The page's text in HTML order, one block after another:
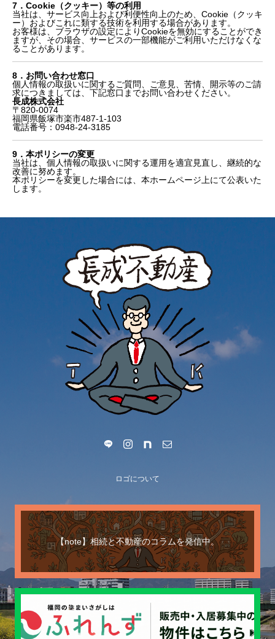
7．Cookie（クッキー）等の利用
当社は、サービス向上および利便性向上のため、Cookie（クッキ
ー）およびこれに類する技術を利用する場合があります。
お客様は、ブラウザの設定によりCookieを無効にすることができ
ますが、その場合、サービスの一部機能がご利用いただけなくな
ることがあります。
8．お問い合わせ窓口
個人情報の取扱いに関するご質問、ご意見、苦情、開示等のご請
求につきましては、下記窓口までお問い合わせください。
長成株式会社
〒820-0074
福岡県飯塚市楽市487-1-103
電話番号：0948-24-3185
9．本ポリシーの変更
当社は、個人情報の取扱いに関する運用を適宜見直し、継続的な
改善に努めます。
本ポリシーを変更した場合には、本ホームページ上にて公表いた
します。
ロゴについて
【note】相続と不動産のコラムを発信中。